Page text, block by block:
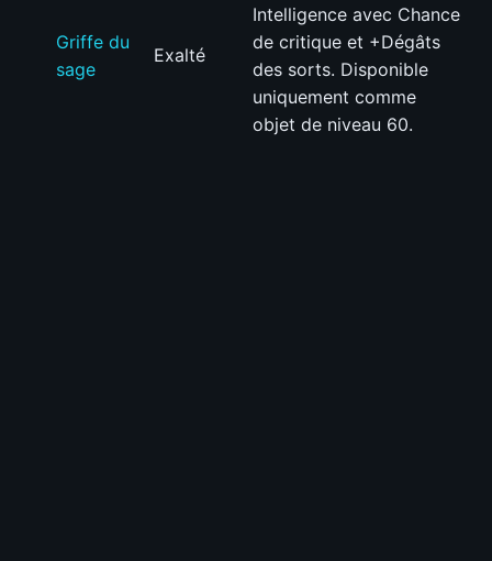
Griffe du
sage
Exalté
Intelligence avec Chance
de critique et +Dégâts
des sorts. Disponible
uniquement comme
objet de niveau 60.